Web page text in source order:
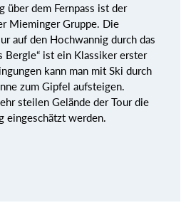
über dem Fernpass ist der
Mieminger Gruppe. Die
auf den Hochwannig durch das
Bergle“ ist ein Klassiker erster
kann man mit Ski durch
zum Gipfel aufsteigen.
steilen Gelände der Tour die
eingeschätzt werden.